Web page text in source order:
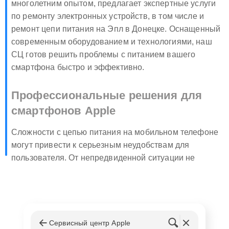
многолетним опытом, предлагает экспертные услуги
по ремонту электронных устройств, в том числе и
ремонт цепи питания на Эпл в Донецке. Оснащенный
современным оборудованием и технологиями, наш
СЦ готов решить проблемы с питанием вашего
смартфона быстро и эффективно.
Профессиональные решения для
смартфонов Apple
Сложности с цепью питания на мобильном телефоне
могут привести к серьезным неудобствам для
пользователя. От непредвиденной ситуации не
технического обслуживания оперативно
Сервисный центр Apple